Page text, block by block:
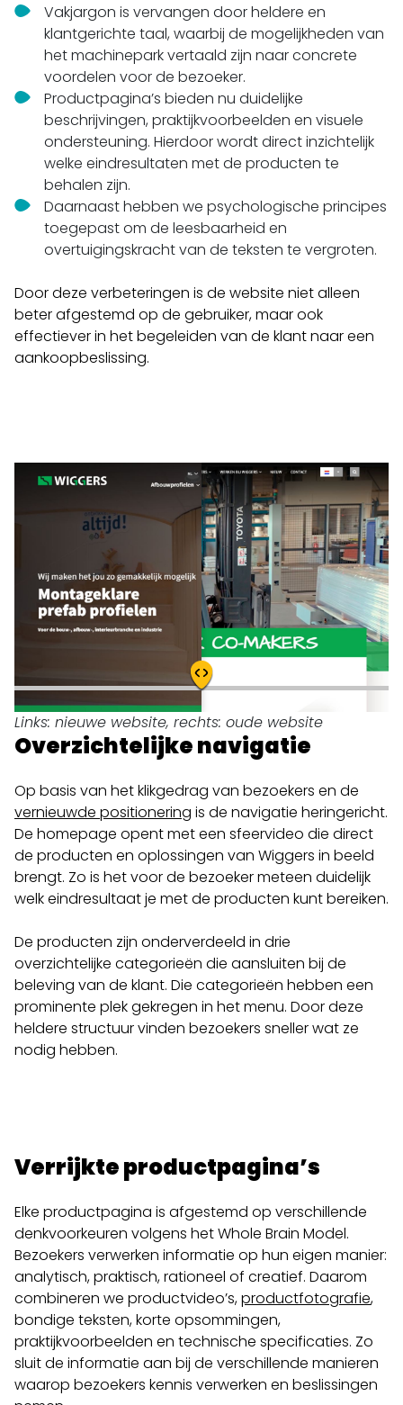
Vakjargon is vervangen door heldere en
klantgerichte taal, waarbij de mogelijkheden van
het machinepark vertaald zijn naar concrete
voordelen voor de bezoeker.
Productpagina’s bieden nu duidelijke
beschrijvingen, praktijkvoorbeelden en visuele
ondersteuning. Hierdoor wordt direct inzichtelijk
welke eindresultaten met de producten te
behalen zijn.
Daarnaast hebben we psychologische principes
toegepast om de leesbaarheid en
overtuigingskracht van de teksten te vergroten.
Door deze verbeteringen is de website niet alleen
beter afgestemd op de gebruiker, maar ook
effectiever in het begeleiden van de klant naar een
aankoopbeslissing.
Links: nieuwe website, rechts: oude website
Overzichtelijke navigatie
Op basis van het klikgedrag van bezoekers en de
vernieuwde positionering is de navigatie heringericht.
De homepage opent met een sfeervideo die direct
de producten en oplossingen van Wiggers in beeld
brengt. Zo is het voor de bezoeker meteen duidelijk
welk eindresultaat je met de producten kunt bereiken.
De producten zijn onderverdeeld in drie
overzichtelijke categorieën die aansluiten bij de
beleving van de klant. Die categorieën hebben een
prominente plek gekregen in het menu. Door deze
heldere structuur vinden bezoekers sneller wat ze
nodig hebben.
Verrijkte productpagina’s
Elke productpagina is afgestemd op verschillende
denkvoorkeuren volgens het Whole Brain Model.
Bezoekers verwerken informatie op hun eigen manier:
analytisch, praktisch, rationeel of creatief. Daarom
combineren we productvideo’s,productfotografie,
bondige teksten, korte opsommingen,
praktijkvoorbeelden en technische specificaties. Zo
sluit de informatie aan bij de verschillende manieren
waarop bezoekers kennis verwerken en beslissingen